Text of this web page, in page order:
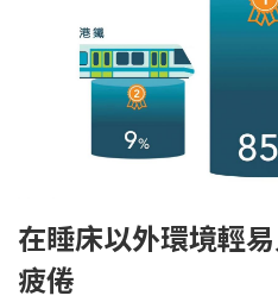
在睡床以外環境輕
疲倦